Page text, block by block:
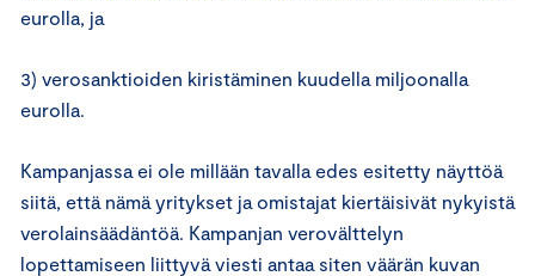
eurolla, ja
3) verosanktioiden kiristäminen kuudella miljoonalla
eurolla.
Kampanjassa ei ole millään tavalla edes esitetty näyttöä
siitä, että nämä yritykset ja omistajat kiertäisivät nykyistä
verolainsäädäntöä. Kampanjan verovälttelyn
lopettamiseen liittyvä viesti antaa siten väärän kuvan